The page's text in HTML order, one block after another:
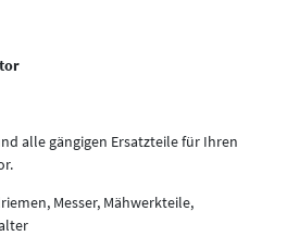
alle gängigen Ersatzteile für Ihren
Messer, Mähwerkteile,